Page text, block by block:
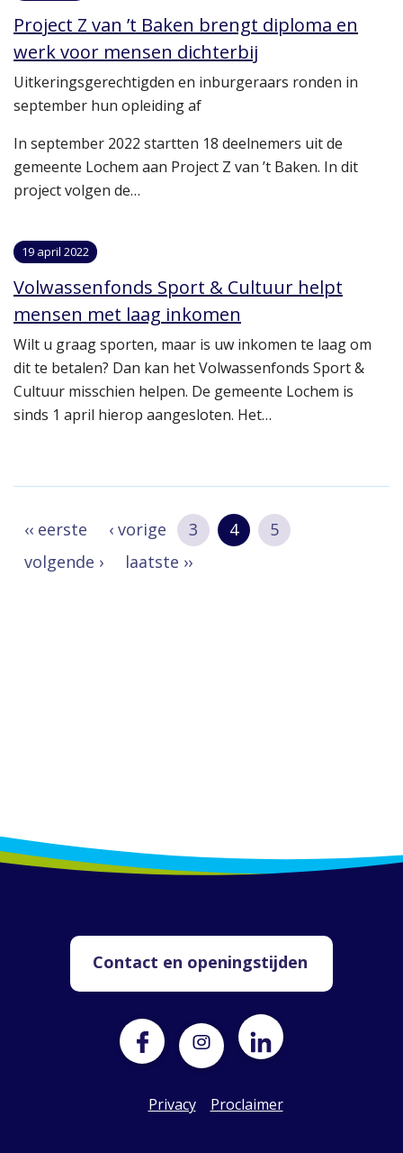
Project Z van ’t Baken brengt diploma en
werk voor mensen dichterbij
Uitkeringsgerechtigden en inburgeraars ronden in
september hun opleiding af
In september 2022 startten 18 deelnemers uit de
gemeente Lochem aan Project Z van ’t Baken. In dit
project volgen de…
19 april 2022
Volwassenfonds Sport & Cultuur helpt
mensen met laag inkomen
Wilt u graag sporten, maar is uw inkomen te laag om
dit te betalen? Dan kan het Volwassenfonds Sport &
Cultuur misschien helpen. De gemeente Lochem is
sinds 1 april hierop aangesloten. Het…
‹‹ eerste ‹ vorige 3 4
5
volgende ›
laatste ››
Contact en openingstijden
Privacy Proclaimer